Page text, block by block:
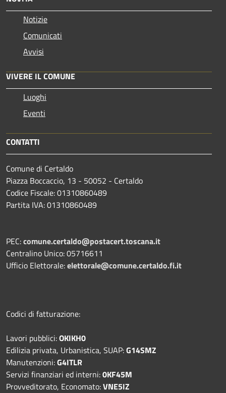
Notizie
Comunicati
Avvisi
VIVERE IL COMUNE
Luoghi
Eventi
CONTATTI
Comune di Certaldo
Piazza Boccaccio, 13 - 50052 - Certaldo
Codice Fiscale: 01310860489
Partita IVA: 01310860489
PEC:comune.certaldo@postacert.toscana.it
Centralino Unico: 05716611
Ufficio Elettorale:elettorale@comune.certaldo.fi.it
Codici di fatturazione:
Lavori pubblici:OKIKH0
Edilizia privata, Urbanistica, SUAP:G14SMZ
Manutenzioni:G4ITLR
Servizi finanziari ed interni:0KF45M
Provveditorato, Economato:VNE5IZ